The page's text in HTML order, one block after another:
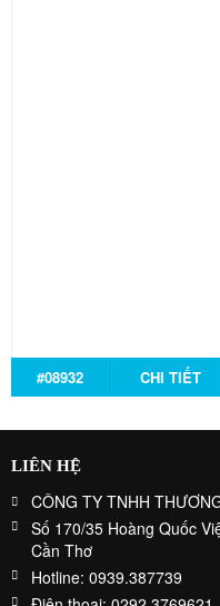
#08932 CHI TIẾT
LIÊN HỆ
CÔNG TY TNHH
Số 170/35 Hoàng Quốc
Cần Thơ
Hotline: 0939.387739